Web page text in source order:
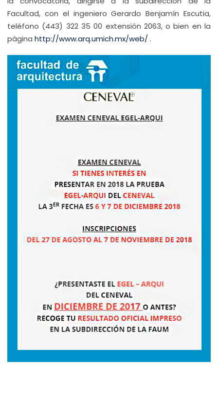
Facultad, con el ingeniero Gerardo Benjamín Escutia,
teléfono (443) 322 35 00 extensión 2063, o bien en la
página http://www.arq.umich.mx/web/.